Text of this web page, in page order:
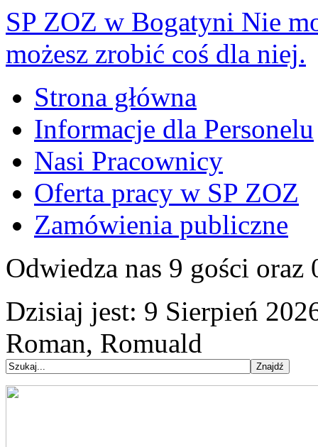
SP ZOZ w Bogatyni Nie
możesz zrobić coś dla niej.
Strona główna
Informacje dla Personelu
Nasi Pracownicy
Oferta pracy w SP ZOZ
Zamówienia publiczne
Odwiedza nas 9 gości
Dzisiaj jest: 9 Sierpień
Roman, Romuald